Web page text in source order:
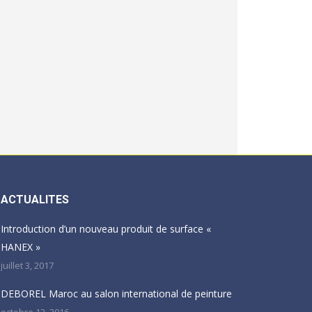
ACTUALITES
Introduction d’un nouveau produit de surface «
HANEX »
juillet 3, 2017
DEBOREL Maroc au salon international de peinture